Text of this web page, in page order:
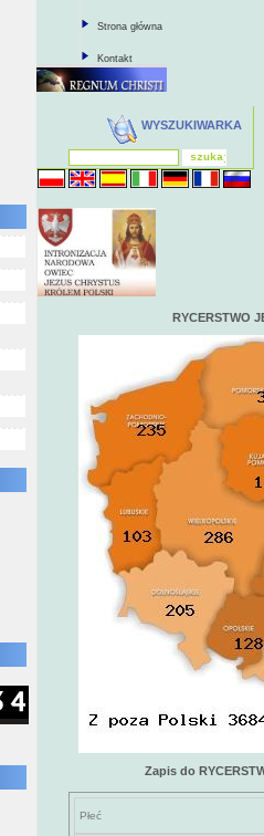
Strona główna
Kontakt
WYSZUKIWARKA
RYCERSTWO
Zapis do
Płeć